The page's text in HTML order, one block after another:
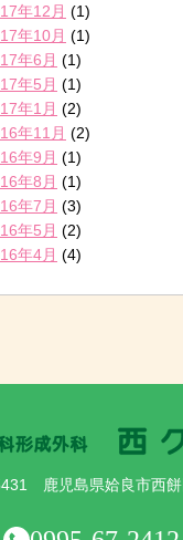
年12月 (1)
年10月 (1)
年6月 (1)
年5月 (1)
年1月 (2)
年11月 (2)
年9月 (1)
年8月 (1)
年7月 (3)
年5月 (2)
年4月 (4)
鹿児島県姶良市西餅